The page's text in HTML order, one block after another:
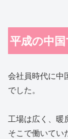
平成の中
会社員時代に中
でした。
工場は広く、暖
そこで働いてい